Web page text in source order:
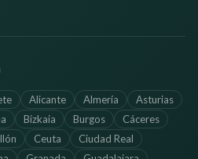
Alicante Almería
Asturias
Bizkaia Burgos
Cáceres
Ceuta
Ciudad Real